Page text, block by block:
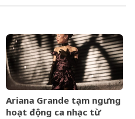
Ariana Grande tạm ngưng
hoạt động ca nhạc từ